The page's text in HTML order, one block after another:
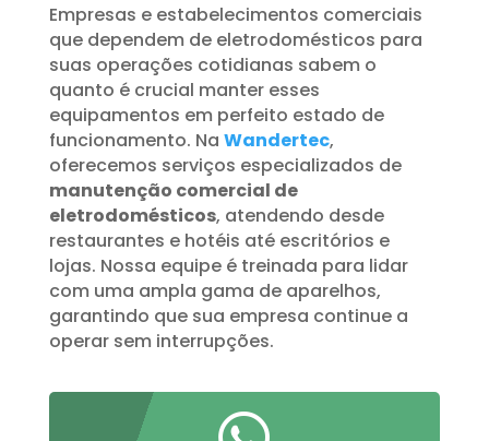
Empresas e estabelecimentos comerciais
que dependem de eletrodomésticos para
suas operações cotidianas sabem o
quanto é crucial manter esses
equipamentos em perfeito estado de
funcionamento. Na Wandertec,
oferecemos serviços especializados de
manutenção comercial de
eletrodomésticos, atendendo desde
restaurantes e hotéis até escritórios e
lojas. Nossa equipe é treinada para lidar
com uma ampla gama de aparelhos,
garantindo que sua empresa continue a
operar sem interrupções.